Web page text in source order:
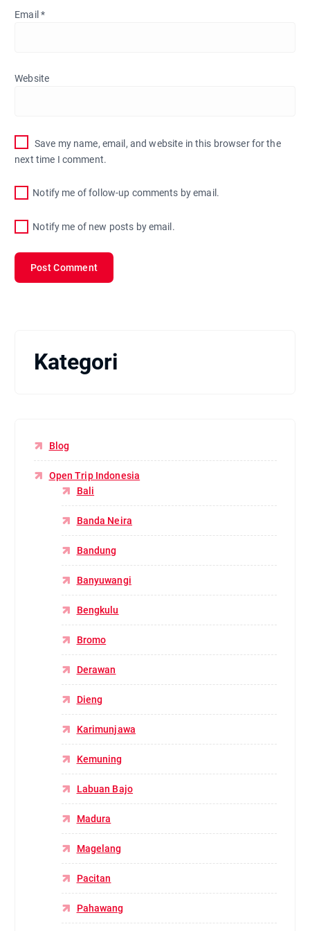
Email *
Website
Save my name, email, and website in this browser for the
next time I comment.
Notify me of follow-up comments by email.
Notify me of new posts by email.
Kategori
Blog
Open Trip Indonesia
Bali
Banda Neira
Bandung
Banyuwangi
Bengkulu
Bromo
Derawan
Dieng
Karimunjawa
Kemuning
Labuan Bajo
Madura
Magelang
Pacitan
Pahawang